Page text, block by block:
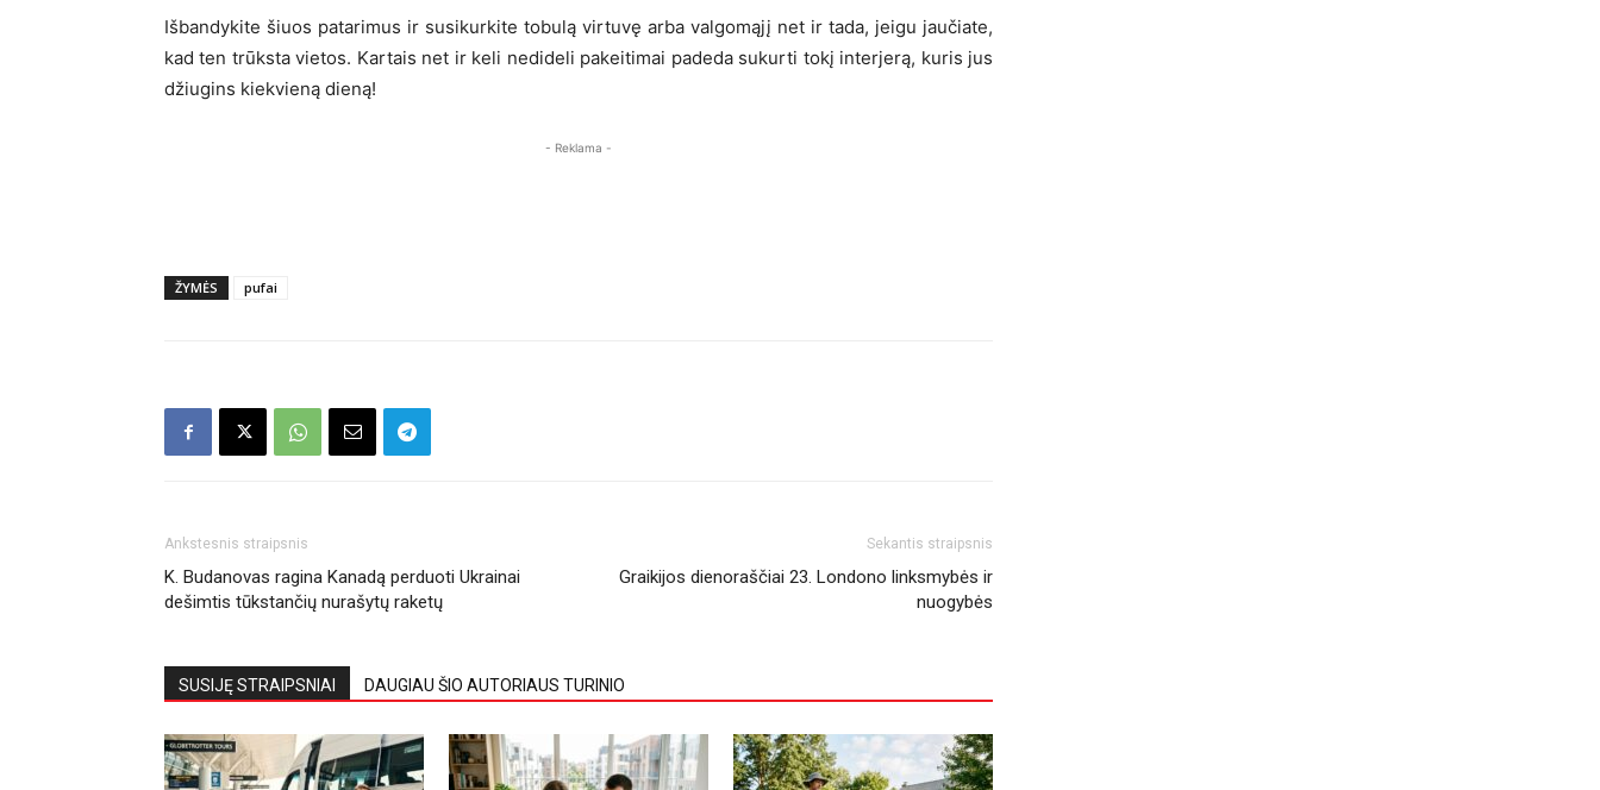
Išbandykite šiuos patarimus ir susikurkite tobulą virtuvę arba valgomąjį net ir tada, jeigu jaučiate,
kad ten trūksta vietos. Kartais net ir keli nedideli pakeitimai padeda sukurti tokį interjerą, kuris jus
džiugins kiekvieną dieną!
- Reklama -
ŽYMĖS pufai
Ankstesnis straipsnis
K. Budanovas ragina Kanadą perduoti Ukrainai
dešimtis tūkstančių nurašytų raketų
Sekantis straipsnis
Graikijos dienoraščiai 23. Londono linksmybės ir
nuogybės
SUSIJĘ STRAIPSNIAI DAUGIAU ŠIO AUTORIAUS TURINIO